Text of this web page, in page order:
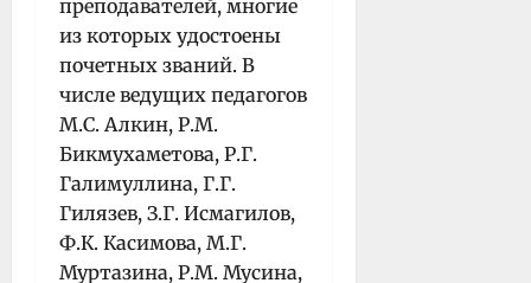
преподавателей, многие
из которых удостоены
почетных званий. В
числе ведущих педагогов
М.С. Алкин, Р.М.
Бикмухаметова, Р.Г.
Галимуллина, Г.Г.
Гилязев, З.Г. Исмагилов,
Ф.К. Касимова, М.Г.
Муртазина, Р.М. Мусина,